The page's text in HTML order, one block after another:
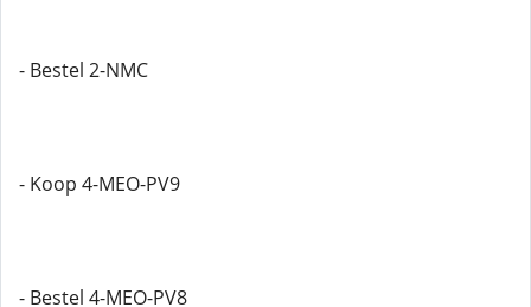
- Bestel 2-NMC
- Koop 4-MEO-PV9
- Bestel 4-MEO-PV8